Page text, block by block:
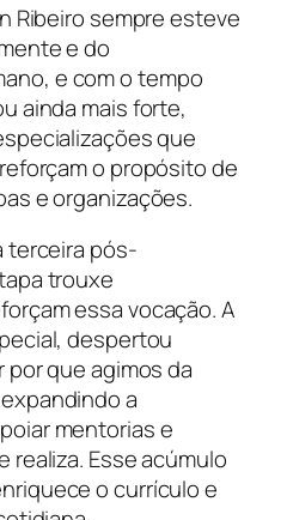
Ribeiro sempre esteve
e do
e com o tempo
ainda mais forte,
que
o propósito de
e organizações.
terceira pós-
trouxe
essa vocação. A
despertou
que agimos da
a
mentorias e
Esse acúmulo
o currículo e